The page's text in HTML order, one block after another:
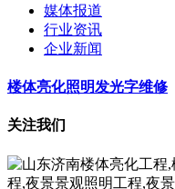
媒体报道
行业资讯
企业新闻
楼体亮化照明发光字维修
关注我们